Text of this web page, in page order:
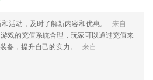
易错题等，我们逐题进行知识点解析。让
，再也不会傻傻分不清。
和活动，及时了解新内容和优惠。
来自
游戏的充值系统合理，玩家可以通过充值来
备，提升自己的实力。
来自